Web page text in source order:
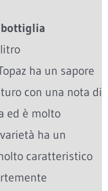
bottiglia
ha un sapore
con una nota di
ed è molto
ha un
caratteristico